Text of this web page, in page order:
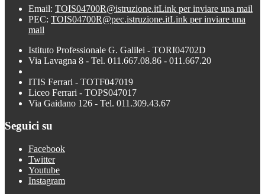
Email: TOIS04700R@istruzione.itLink per inviare una mail
PEC: TOIS04700R@pec.istruzione.itLink per inviare una
mail
Istituto Professionale G. Galilei - TORI04702D
Via Lavagna 8 - Tel. 011.667.08.86 - 011.667.20
ITIS Ferrari - TOTF047019
Liceo Ferrari - TOPS047017
Via Gaidano 126 - Tel. 011.309.43.67
Seguici su
Facebook
Twitter
Youtube
Instagram